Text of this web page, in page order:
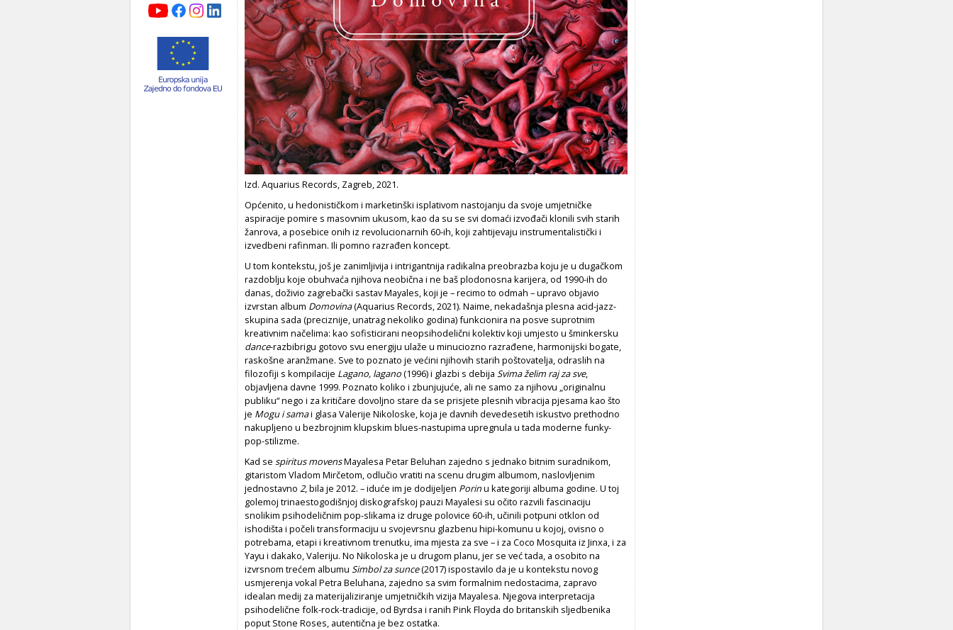
Izd. Aquarius Records, Zagreb, 2021.
Općenito, u hedonističkom i marketinški isplativom nastojanju da svoje umjetničke
aspiracije pomire s masovnim ukusom, kao da su se svi domaći izvođači klonili svih starih
žanrova, a posebice onih iz revolucionarnih 60-ih, koji zahtijevaju instrumentalistički i
izvedbeni rafinman. Ili pomno razrađen koncept.
U tom kontekstu, još je zanimljivija i intrigantnija radikalna preobrazba koju je u dugačkom
razdoblju koje obuhvaća njihova neobična i ne baš plodonosna karijera, od 1990-ih do
danas, doživio zagrebački sastav Mayales, koji je – recimo to odmah – upravo objavio
izvrstan album Domovina(Aquarius Records, 2021). Naime, nekadašnja plesna acid-jazz-
skupina sada (preciznije, unatrag nekoliko godina) funkcionira na posve suprotnim
kreativnim načelima: kao sofisticirani neopsihodelični kolektiv koji umjesto u šminkersku
dance-razbibrigu gotovo svu energiju ulaže u minuciozno razrađene, harmonijski bogate,
raskošne aranžmane. Sve to poznato je većini njihovih starih poštovatelja, odraslih na
filozofiji s kompilacije Lagano, lagano(1996) i glazbi s debija Svima želim raj za sve,
objavljena davne 1999. Poznato koliko i zbunjujuće, ali ne samo za njihovu „originalnu
publiku“ nego i za kritičare dovoljno stare da se prisjete plesnih vibracija pjesama kao što
je Mogu i samai glasa Valerije Nikoloske, koja je davnih devedesetih iskustvo prethodno
nakupljeno u bezbrojnim klupskim blues-nastupima upregnula u tada moderne funky-
pop-stilizme.
Kad se spiritus movensMayalesa Petar Beluhan zajedno s jednako bitnim suradnikom,
gitaristom Vladom Mirčetom, odlučio vratiti na scenu drugim albumom, naslovljenim
jednostavno 2, bila je 2012. – iduće im je dodijeljen Porinu kategoriji albuma godine. U toj
golemoj trinaestogodišnjoj diskografskoj pauzi Mayalesi su očito razvili fascinaciju
snolikim psihodeličnim pop-slikama iz druge polovice 60-ih, učinili potpuni otklon od
ishodišta i počeli transformaciju u svojevrsnu glazbenu hipi-komunu u kojoj, ovisno o
potrebama, etapi i kreativnom trenutku, ima mjesta za sve – i za Coco Mosquita iz Jinxa, i za
Yayu i dakako, Valeriju. No Nikoloska je u drugom planu, jer se već tada, a osobito na
izvrsnom trećem albumu Simbol za sunce(2017) ispostavilo da je u kontekstu novog
usmjerenja vokal Petra Beluhana, zajedno sa svim formalnim nedostacima, zapravo
idealan medij za materijaliziranje umjetničkih vizija Mayalesa. Njegova interpretacija
psihodelične folk-rock-tradicije, od Byrdsa i ranih Pink Floyda do britanskih sljedbenika
poput Stone Roses, autentična je bez ostatka.